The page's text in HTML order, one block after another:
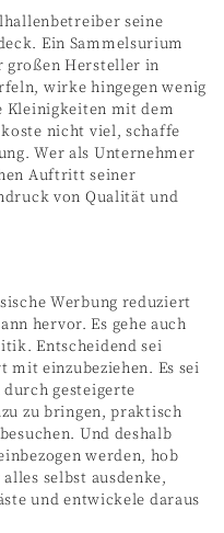
seine
Ein Sammelsurium
großen Hersteller in
wirke hingegen wenig
Kleinigkeiten mit dem
nicht viel, schaffe
Wer als Unternehmer
Auftritt seiner
von Qualität und
Werbung reduziert
hervor. Es gehe auch
Entscheidend sei
mit einzubeziehen. Es sei
gesteigerte
zu bringen, praktisch
Und deshalb
werden, hob
selbst ausdenke,
und entwickele daraus